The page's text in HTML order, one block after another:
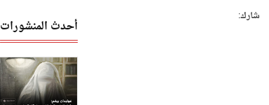
شارك:
أحدث المنشورات